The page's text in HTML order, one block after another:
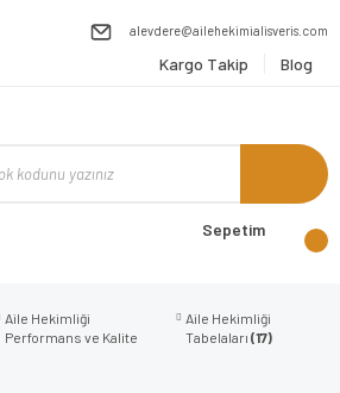
alevdere@ailehekimialisveris.com
Kargo Takip Blog
Sepetim
Aile Hekimliği
Performans ve Kalite
Aile Hekimliği
Tabelaları(17)